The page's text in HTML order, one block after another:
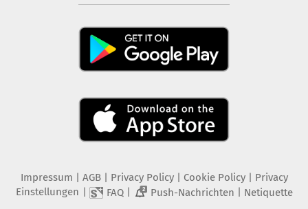
Impressum AGB Privacy Policy| Cookie Policy| Privacy
Einstellungen
FAQ| 2 Push-Nachrichten Netiquette